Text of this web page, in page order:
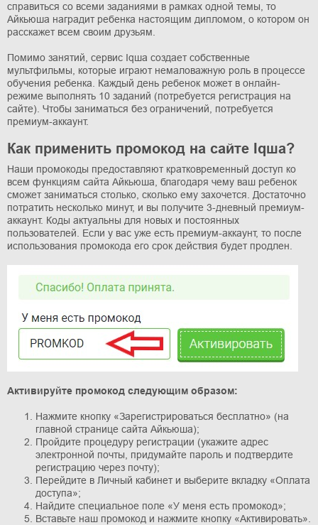
справиться со всеми заданиями в рамках одной темы, то
Айкьюша наградит ребенка настоящим дипломом, о котором он
расскажет всем своим друзьям.
Помимо занятий, сервис Iqша создает собственные
мультфильмы, которые играют немаловажную роль в процессе
обучения ребенка. Каждый день ребенок может в онлайн-
режиме выполнять 10 заданий (потребуется регистрация на
сайте). Чтобы заниматься без ограничений, потребуется
премиум-аккаунт.
Как применить промокод на сайте Iqша?
Наши промокоды предоставляют кратковременный доступ ко
всем функциям сайта Айкьюша, благодаря чему ваш ребенок
сможет заниматься столько, сколько ему захочется. Достаточно
потратить несколько минут, и вы получите 3-дневный премиум-
аккаунт. Коды актуальны для новых и постоянных
пользователей. Если у вас уже есть премиум-аккаунт, то после
использования промокода его срок действия будет продлен.
Активируйте промокод следующим образом:
Нажмите кнопку «Зарегистрироваться бесплатно» (на
главной странице сайта Айкьюша);
Пройдите процедуру регистрации (укажите адрес
электронной почты, придумайте пароль и подтвердите
регистрацию через почту);
Перейдите в Личный кабинет и выберите вкладку «Оплата
доступа»;
Найдите специальное поле «У меня есть промокод»;
Вставьте наш промокод и нажмите кнопку «Активировать».